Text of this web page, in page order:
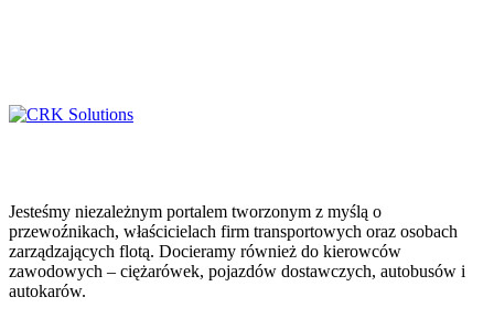
Jesteśmy niezależnym portalem tworzonym z myślą o
przewoźnikach, właścicielach firm transportowych oraz osobach
zarządzających flotą. Docieramy również do kierowców
zawodowych – ciężarówek, pojazdów dostawczych, autobusów i
autokarów.